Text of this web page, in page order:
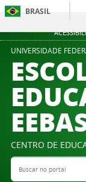
BRASIL
UNIVERSIDADE
CENTRO DE
Buscar no portal